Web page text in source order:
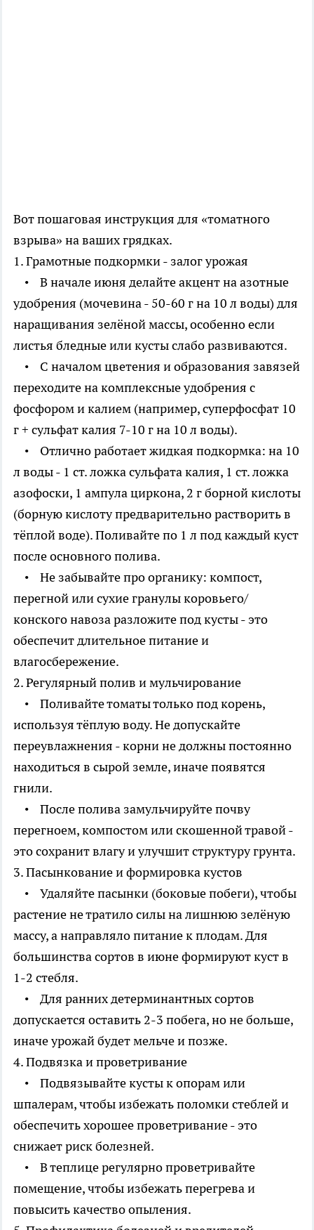
Вот пошаговая инструкция для «томатного
взрыва» на ваших грядках.
1. Грамотные подкормки - залог урожая
• В начале июня делайте акцент на азотные
удобрения (мочевина - 50-60 г на 10 л воды) для
наращивания зелёной массы, особенно если
листья бледные или кусты слабо развиваются.
• С началом цветения и образования завязей
переходите на комплексные удобрения с
фосфором и калием (например, суперфосфат 10
г + сульфат калия 7-10 г на 10 л воды).
• Отлично работает жидкая подкормка: на 10
л воды - 1 ст. ложка сульфата калия, 1 ст. ложка
азофоски, 1 ампула циркона, 2 г борной кислоты
(борную кислоту предварительно растворить в
тёплой воде). Поливайте по 1 л под каждый куст
после основного полива.
• Не забывайте про органику: компост,
перегной или сухие гранулы коровьего/
конского навоза разложите под кусты - это
обеспечит длительное питание и
влагосбережение.
2. Регулярный полив и мульчирование
• Поливайте томаты только под корень,
используя тёплую воду. Не допускайте
переувлажнения - корни не должны постоянно
находиться в сырой земле, иначе появятся
гнили.
• После полива замульчируйте почву
перегноем, компостом или скошенной травой -
это сохранит влагу и улучшит структуру грунта.
3. Пасынкование и формировка кустов
• Удаляйте пасынки (боковые побеги), чтобы
растение не тратило силы на лишнюю зелёную
массу, а направляло питание к плодам. Для
большинства сортов в июне формируют куст в
1-2 стебля.
• Для ранних детерминантных сортов
допускается оставить 2-3 побега, но не больше,
иначе урожай будет мельче и позже.
4. Подвязка и проветривание
• Подвязывайте кусты к опорам или
шпалерам, чтобы избежать поломки стеблей и
обеспечить хорошее проветривание - это
снижает риск болезней.
• В теплице регулярно проветривайте
помещение, чтобы избежать перегрева и
повысить качество опыления.